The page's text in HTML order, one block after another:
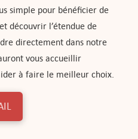
simple pour bénéficier de
découvrir l’étendue de
directement dans notre
vous accueillir
à faire le meilleur choix.